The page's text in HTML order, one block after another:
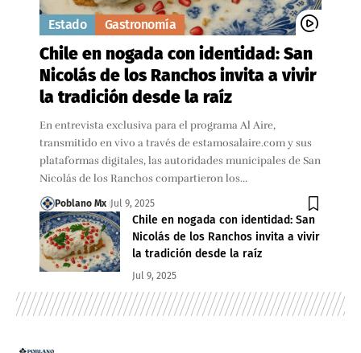
Estado Gastronomía
Chile en nogada con identidad: San
Nicolás de los Ranchos invita a vivir
la tradición desde la raíz
En entrevista exclusiva para el programa Al Aire,
transmitido en vivo a través de estamosalaire.com y sus
plataformas digitales, las autoridades municipales de San
Nicolás de los Ranchos compartieron los…
Poblano Mx Jul 9, 2025
Chile en nogada con identidad: San
Nicolás de los Ranchos invita a vivir
la tradición desde la raíz
Jul 9, 2025